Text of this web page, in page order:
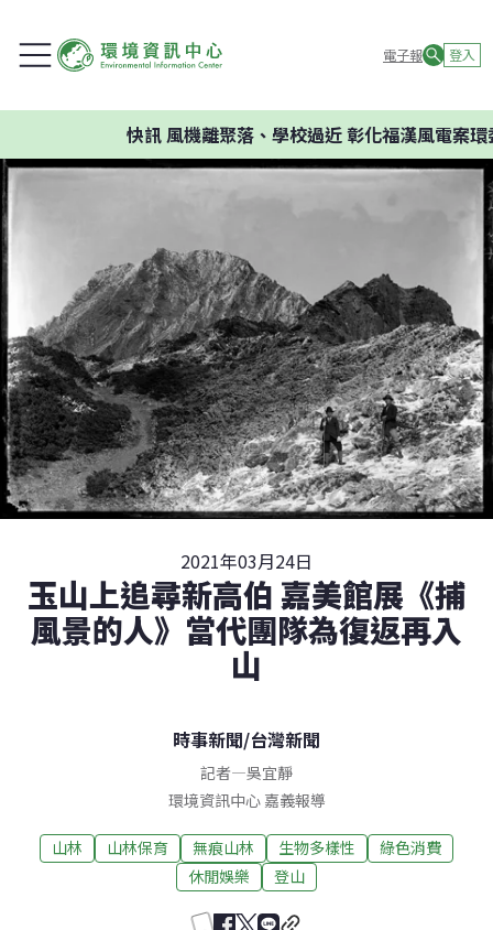
電子報 登入
風機離聚落、學校過近 彰化福漢風電案環委建議
2021年03月24日
玉山上追尋新高伯 嘉美館展《捕
風景的人》當代團隊為復返再入
山
時事新聞/台灣新聞
記者—吳宜靜
環境資訊中心 嘉義報導
山林 山林保育 無痕山林 生物多樣性
綠色消費
休閒娛樂
登山